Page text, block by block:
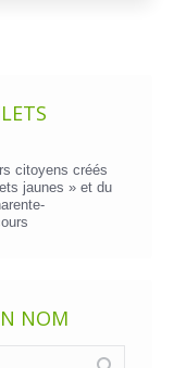
citoyens créés
jaunes » et du
NOM